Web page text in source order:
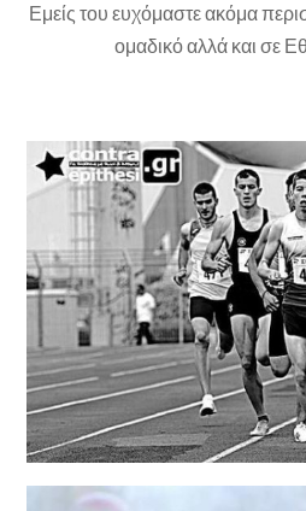
Εμείς του ευχόμαστε ακόμα
ομαδικό αλλά και σε